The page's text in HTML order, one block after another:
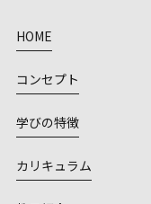
HOME
コンセプト
学びの特徴
カリキュラム